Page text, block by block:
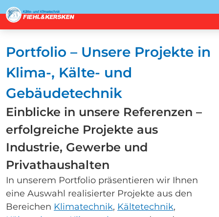
Portfolio – Unsere Projekte in
Klima-, Kälte- und
Gebäudetechnik
Einblicke in unsere Referenzen –
erfolgreiche Projekte aus
Industrie, Gewerbe und
Privathaushalten
In unserem Portfolio präsentieren wir Ihnen
eine Auswahl realisierter Projekte aus den
Bereichen Klimatechnik, Kältetechnik,